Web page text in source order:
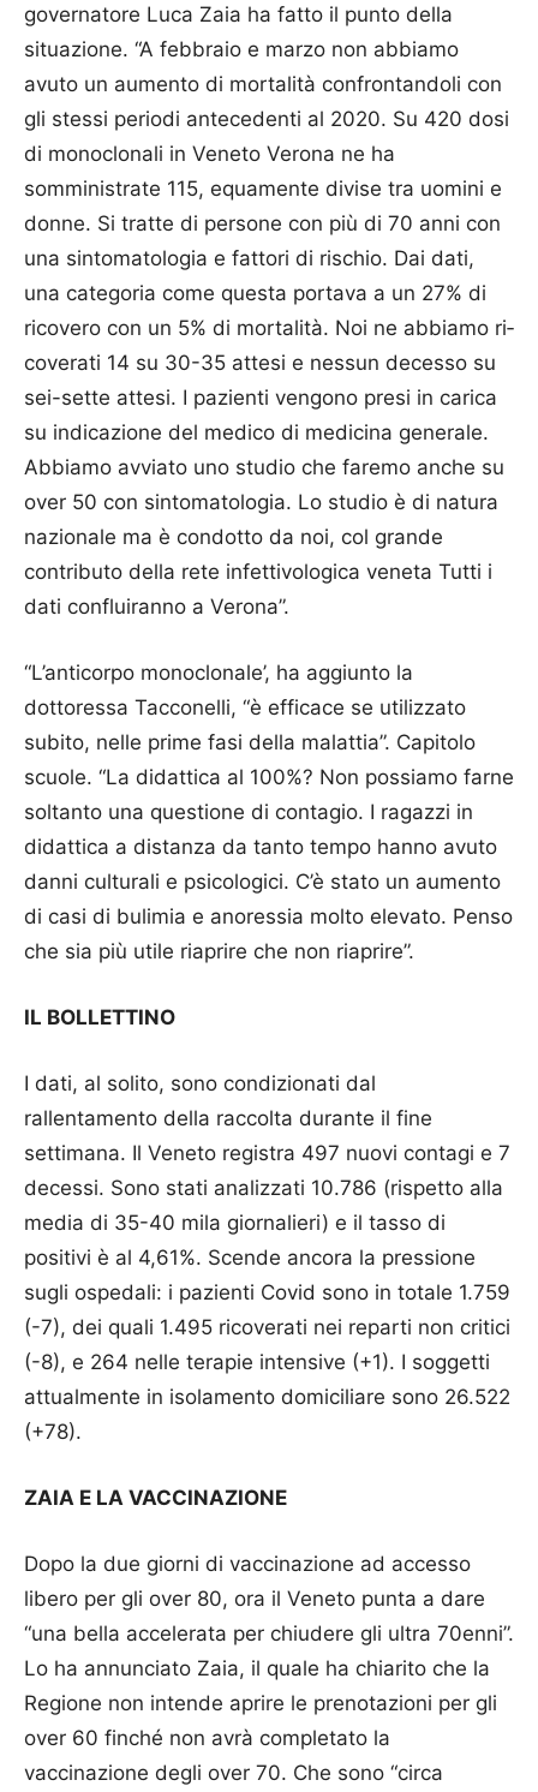
governatore Luca Zaia ha fatto il punto della
situazione. “A febbraio e marzo non ab­biamo
avuto un aumento di mortalità confrontandoli con
gli stessi periodi antecedenti al 2020. Su 420 dosi
di monoclonali in Veneto Verona ne ha
somministrate 115, equamente divise tra uomini e
donne. Si tratte di persone con più di 70 anni con
una sintomatologia e fattori di ri­schio. Dai dati,
una categoria come questa portava a un 27% di
ricovero con un 5% di mortalità. Noi ne abbiamo ri­
co­verati 14 su 30-35 attesi e nessun decesso su
sei-sette attesi. I pazienti vengono pre­si in carica
su indicazione del medico di medicina generale.
Abbiamo avviato uno studio che faremo anche su
over 50 con sintomatologia. Lo studio è di natura
nazionale ma è condotto da noi, col grande
contributo della rete infettivologica veneta Tutti i
dati confluiranno a Verona”.
“L’anticorpo monoclonale’, ha aggiunto la
dottoressa Tacconelli, “è efficace se utilizzato
subito, nelle prime fasi della malattia”. Capitolo
scuole. “La didattica al 100%? Non possiamo farne
soltanto una questione di contagio. I ra­gazzi in
didattica a distanza da tanto tempo hanno avuto
danni culturali e psicologici. C’è stato un aumento
di casi di bulimia e anoressia molto elevato. Penso
che sia più utile riaprire che non riaprire”.
IL BOLLETTINO
I dati, al solito, sono condizionati dal
rallentamento della raccolta durante il fine
settimana. Il Veneto registra 497 nuovi contagi e 7
decessi. So­no stati analizzati 10.786 (ri­spetto alla
media di 35-40 mila giornalieri) e il tasso di
positivi è al 4,61%. Scende ancora la pressione
sugli o­spedali: i pazienti Covid sono in totale 1.759
(-7), dei quali 1.495 ricoverati nei reparti non critici
(-8), e 264 nelle terapie intensive (+1). I soggetti
attualmente in isolamento domiciliare sono 26.522
(+78).
ZAIA E LA VACCINAZIONE
Dopo la due giorni di vaccinazione ad accesso
libero per gli over 80, ora il Veneto punta a dare
“una bella accelerata per chiudere gli ultra 70enni”.
Lo ha annunciato Zaia, il quale ha chiarito che la
Regione non intende aprire le prenotazioni per gli
over 60 finché non avrà completato la
vaccinazione degli over 70. Che sono “circa